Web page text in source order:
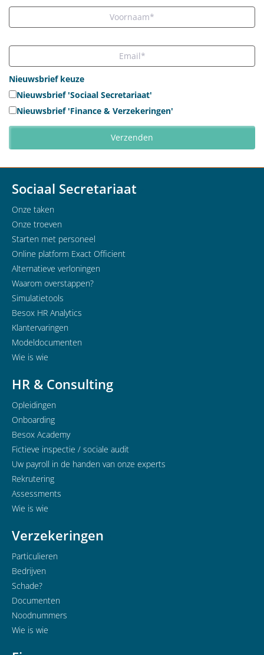
Nieuwsbrief keuze
Nieuwsbrief 'Sociaal Secretariaat'
Nieuwsbrief 'Finance & Verzekeringen'
Sociaal Secretariaat
Onze taken
Onze troeven
Starten met personeel
Online platform Exact Officient
Alternatieve verloningen
Waarom overstappen?
Simulatietools
Besox HR Analytics
Klantervaringen
Modeldocumenten
Wie is wie
HR & Consulting
Opleidingen
Onboarding
Besox Academy
Fictieve inspectie / sociale audit
Uw payroll in de handen van onze experts
Rekrutering
Assessments
Wie is wie
Verzekeringen
Particulieren
Bedrijven
Schade?
Documenten
Noodnummers
Wie is wie